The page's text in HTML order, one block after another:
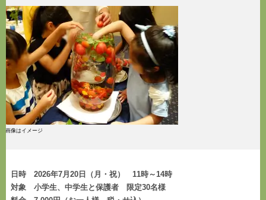
※画像はイメージ
日時 2026年7月20日（月・祝） 11時～14時
対象 小学生、中学生と保護者 限定30名様